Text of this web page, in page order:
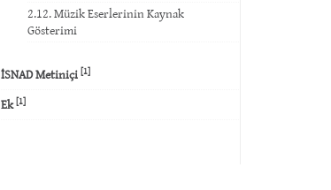
2.12. Müzik Eserlerinin Kaynak
Gösterimi
İSNAD Metiniçi [1]
Ek[1]